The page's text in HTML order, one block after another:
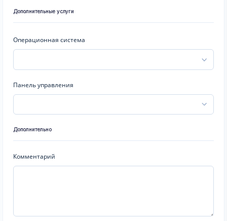
Дополнительные услуги
Операционная система
Панель управления
Дополнительно
Комментарий